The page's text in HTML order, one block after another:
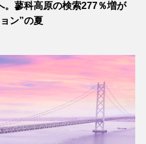
。蓼科高原の検索277％増が
ン”の夏